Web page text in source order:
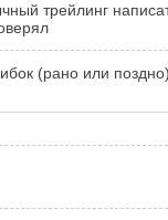
трейлинг
(рано или